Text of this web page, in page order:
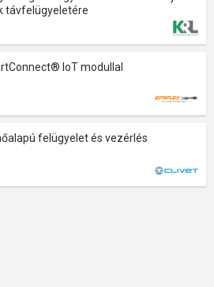
távfelügyeletére
IoT modullal
felügyelet és vezérlés